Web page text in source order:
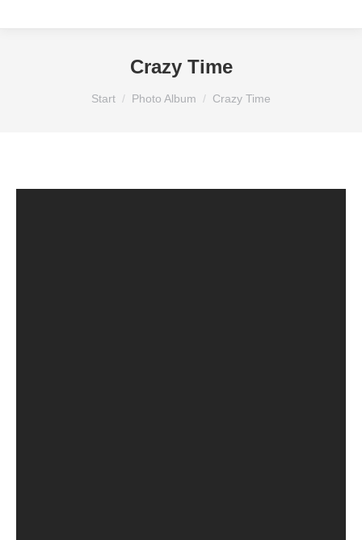
Crazy Time
Sie befinden sich hier:
Start Photo Album Crazy Time